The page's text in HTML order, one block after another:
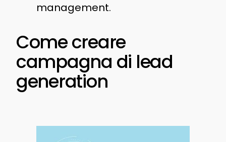
management.
Come creare
campagna di lead
generation